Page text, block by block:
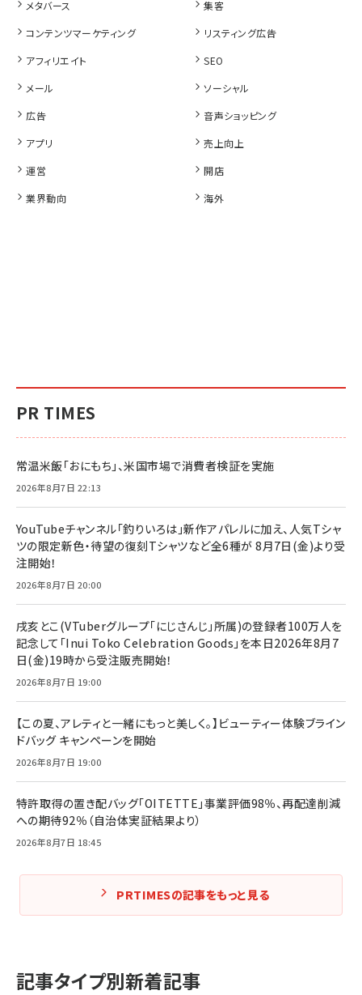
PR TIMES
常温米飯「おにもち」、米国市場で消費者検証を実施
2026年8月7日 22:13
YouTubeチャンネル「釣りいろは」新作アパレルに加え、人気Tシャ
ツの限定新色・待望の復刻Tシャツなど全6種が 8月7日(金)より受
注開始！
2026年8月7日 20:00
戌亥とこ(VTuberグループ「にじさんじ」所属)の登録者100万人を
記念して「Inui Toko Celebration Goods」を本日2026年8月7
日(金)19時から受注販売開始！
2026年8月7日 19:00
【この夏、アレティと一緒にもっと美しく。】ビューティー体験ブライン
ドバッグ キャンペーンを開始
2026年8月7日 19:00
特許取得の置き配バッグ「OITETTE」事業評価98％、再配達削減
への期待92％（自治体実証結果より）
2026年8月7日 18:45
PRTIMESの記事をもっと見る
メタバース
集客
コンテンツマーケティング
リスティング広告
アフィリエイト
SEO
メール
ソーシャル
広告
音声ショッピング
アプリ
売上向上
運営
開店
業界動向
海外
記事タイプ別新着記事